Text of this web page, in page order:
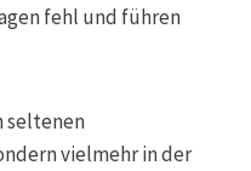
fehl und führen
seltenen
vielmehr in der